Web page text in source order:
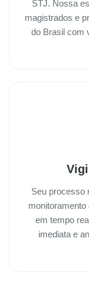
STJ. Nossa
magistrados e
do Brasil com
Seu processo
em tempo
imediata e